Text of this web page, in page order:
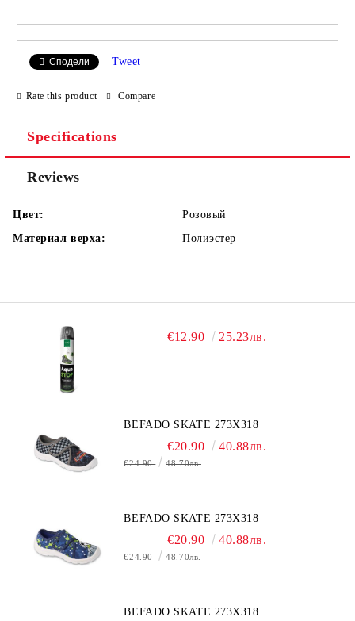
Сподели Tweet
Rate this product Compare
Specifications
Reviews
Цвет:
Розовый
Материал верха:
Полиэстер
€12.90 25.23лв.
BEFADO SKATE 273X318
€20.90 40.88лв.
€24.90 48.70лв.
BEFADO SKATE 273X318
€20.90 40.88лв.
€24.90 48.70лв.
BEFADO SKATE 273X318